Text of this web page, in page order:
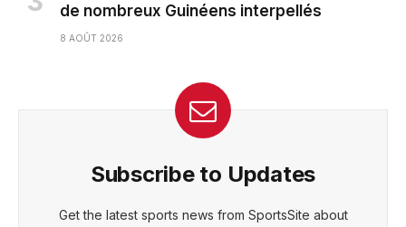
de nombreux Guinéens interpellés
8 AOÛT 2026
Subscribe to Updates
Get the latest sports news from SportsSite about